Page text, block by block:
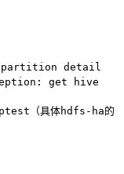
detail
get hive
（具体hdfs-ha的